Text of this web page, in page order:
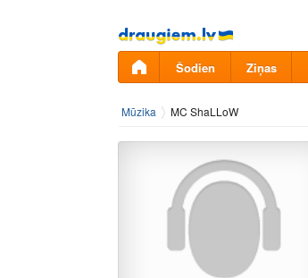
Pāriet
uz
saturu
Šodien Ziņas
Mūzika MC ShaLLoW